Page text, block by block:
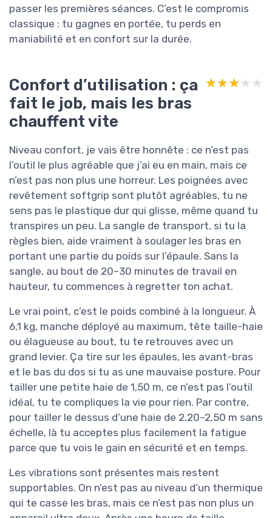
passer les premières séances. C’est le compromis
classique : tu gagnes en portée, tu perds en
maniabilité et en confort sur la durée.
Confort d’utilisation : ça
fait le job, mais les bras
chauffent vite
★★★★★
★★★★★
Niveau confort, je vais être honnête : ce n’est pas
l’outil le plus agréable que j’ai eu en main, mais ce
n’est pas non plus une horreur. Les poignées avec
revêtement softgrip sont plutôt agréables, tu ne
sens pas le plastique dur qui glisse, même quand tu
transpires un peu. La sangle de transport, si tu la
règles bien, aide vraiment à soulager les bras en
portant une partie du poids sur l’épaule. Sans la
sangle, au bout de 20–30 minutes de travail en
hauteur, tu commences à regretter ton achat.
Le vrai point, c’est le poids combiné à la longueur. À
6,1 kg, manche déployé au maximum, tête taille-haie
ou élagueuse au bout, tu te retrouves avec un
grand levier. Ça tire sur les épaules, les avant-bras
et le bas du dos si tu as une mauvaise posture. Pour
tailler une petite haie de 1,50 m, ce n’est pas l’outil
idéal, tu te compliques la vie pour rien. Par contre,
pour tailler le dessus d’une haie de 2,20–2,50 m sans
échelle, là tu acceptes plus facilement la fatigue
parce que tu vois le gain en sécurité et en temps.
Les vibrations sont présentes mais restent
supportables. On n’est pas au niveau d’un thermique
qui te casse les bras, mais ce n’est pas non plus un